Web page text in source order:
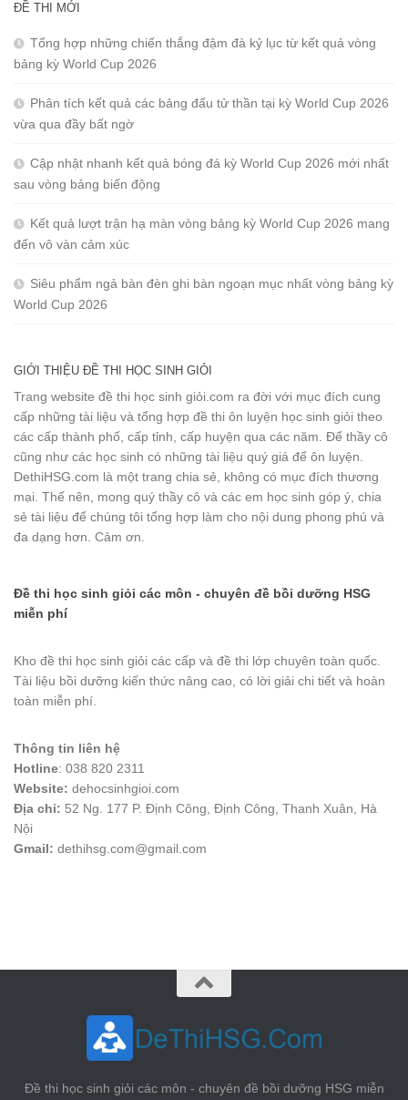
ĐỀ THI MỚI
Tổng hợp những chiến thắng đậm đà kỷ lục từ kết quả vòng
bảng kỳ World Cup 2026
Phân tích kết quả các bảng đấu tử thần tại kỳ World Cup 2026
vừa qua đầy bất ngờ
Cập nhật nhanh kết quả bóng đá kỳ World Cup 2026 mới nhất
sau vòng bảng biến động
Kết quả lượt trận hạ màn vòng bảng kỳ World Cup 2026 mang
đến vô vàn cảm xúc
Siêu phẩm ngả bàn đèn ghi bàn ngoạn mục nhất vòng bảng kỳ
World Cup 2026
GIỚI THIỆU ĐỀ THI HỌC SINH GIỎI
Trang website đề thi học sinh giỏi.com ra đời với mục đích cung
cấp những tài liệu và tổng hợp đề thi ôn luyện học sinh giỏi theo
các cấp thành phố, cấp tỉnh, cấp huyện qua các năm. Để thầy cô
cũng như các học sinh có những tài liệu quý giá để ôn luyện.
DethiHSG.com là một trang chia sẻ, không có mục đích thương
mại. Thế nên, mong quý thầy cô và các em học sinh góp ý, chia
sẻ tài liệu để chúng tôi tổng hợp làm cho nội dung phong phú và
đa dạng hơn. Cảm ơn.
Đề thi học sinh giỏi các môn - chuyên đề bồi dưỡng HSG
miễn phí
Kho đề thi học sinh giỏi các cấp và đề thi lớp chuyên toàn quốc.
Tài liệu bồi dưỡng kiến thức nâng cao, có lời giải chi tiết và hoàn
toàn miễn phí.
Thông tin liên hệ
Hotline: 038 820 2311
Website: dehocsinhgioi.com
Địa chỉ: 52 Ng. 177 P. Định Công, Định Công, Thanh Xuân, Hà
Nội
Gmail: dethihsg.com@gmail.com
Đề thi học sinh giỏi các môn - chuyên đề bồi dưỡng HSG miễn